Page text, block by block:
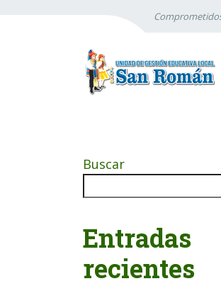
Buscar
Entradas
recientes